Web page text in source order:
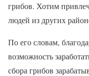
грибов. Хотим
людей из других
По его словам,
возможность
сбора грибов